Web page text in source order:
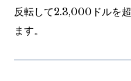
反転して2.3,000ドルを
ます。